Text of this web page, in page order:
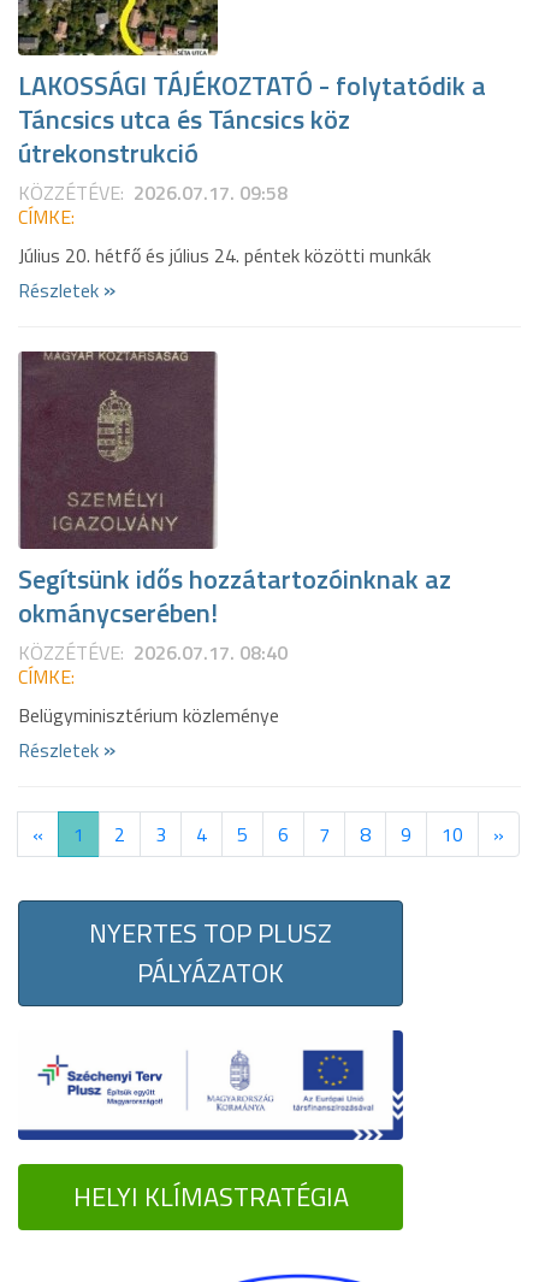
LAKOSSÁGI TÁJÉKOZTATÓ - folytatódik a
Táncsics utca és Táncsics köz
útrekonstrukció
KÖZZÉTÉVE: 2026.07.17. 09:58
CÍMKE:
Július 20. hétfő és július 24. péntek közötti munkák
Részletek »
Segítsünk idős hozzátartozóinknak az
okmánycserében!
KÖZZÉTÉVE: 2026.07.17. 08:40
CÍMKE:
Belügyminisztérium közleménye
Részletek »
« 1 2 3 4 5 6 7 8 9 10 »
NYERTES TOP PLUSZ
PÁLYÁZATOK
HELYI KLÍMASTRATÉGIA